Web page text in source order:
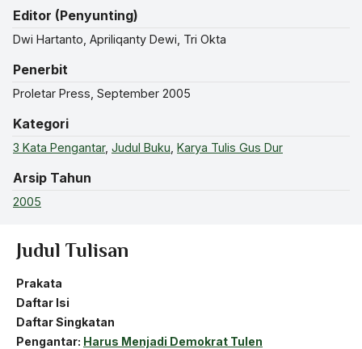
Editor (Penyunting)
Dwi Hartanto, Apriliqanty Dewi, Tri Okta
Penerbit
Proletar Press, September 2005
Kategori
3 Kata Pengantar, Judul Buku Karya Tulis Gus Dur
Arsip Tahun
2005
Judul Tulisan
Prakata
Daftar Isi
Daftar Singkatan
Pengantar: Harus Menjadi Demokrat Tulen